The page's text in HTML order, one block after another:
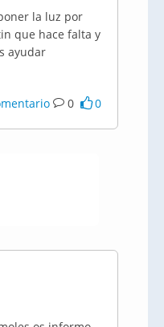
la luz por
que hace falta y
ayudar
0 0